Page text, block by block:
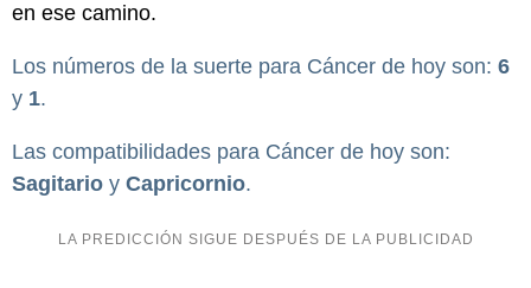
en ese camino.
Los números de la suerte para Cáncer de hoy son: 6
y 1.
Las compatibilidades para Cáncer de hoy son:
Sagitario y Capricornio.